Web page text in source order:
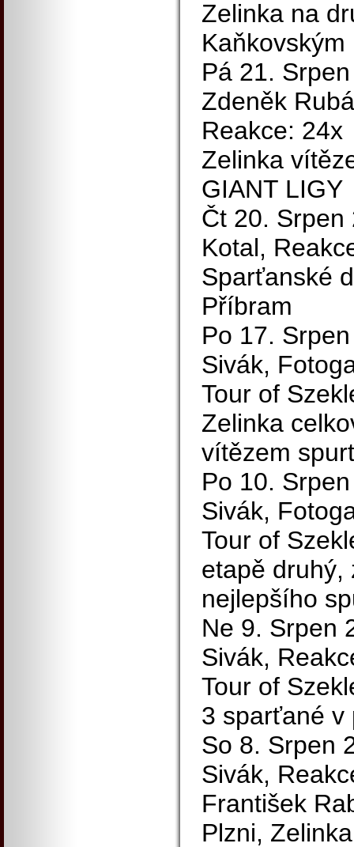
Zelinka na
Kaňkovským
Pá 21.
Zdeněk
Reakce: 24x
Zelinka
GIANT LIGY
Čt 20. Srpen
Kotal,
Sparťanské
Příbram
Po 17.
Sivák,
Tour of
Zelinka
vítězem
Po 10.
Sivák,
Tour of
etapě druhý,
nejlepšího
Ne 9. Srpen
Sivák,
Tour of
3 sparťané v
So 8. Srpen
Sivák,
František
Plzni,